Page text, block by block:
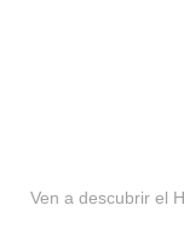
Ven a descubrir el